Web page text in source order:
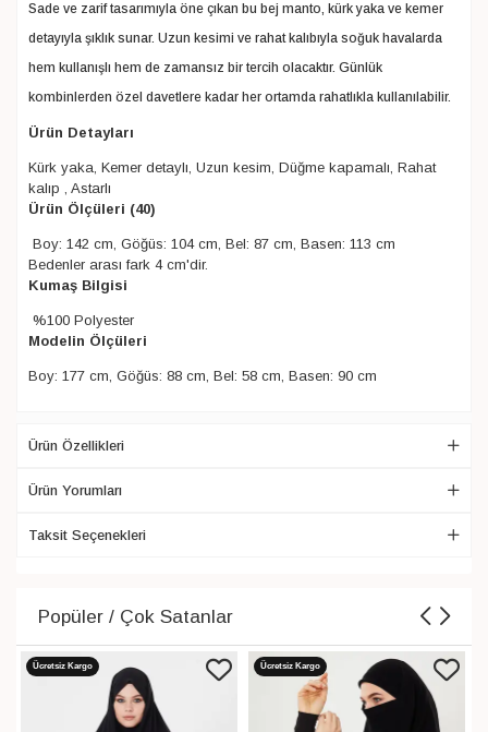
Sade ve zarif tasarımıyla öne çıkan bu bej manto, kürk yaka ve kemer
detayıyla şıklık sunar. Uzun kesimi ve rahat kalıbıyla soğuk havalarda
hem kullanışlı hem de zamansız bir tercih olacaktır. Günlük
kombinlerden özel davetlere kadar her ortamda rahatlıkla kullanılabilir.
Ürün Detayları
Kürk yaka, Kemer detaylı, Uzun kesim, Düğme kapamalı, Rahat
kalıp , Astarlı
Ürün Ölçüleri (40)
Boy: 142 cm, Göğüs: 104 cm, Bel: 87 cm, Basen: 113 cm
Bedenler arası fark 4 cm'dir.
Kumaş Bilgisi
%100 Polyester
Modelin Ölçüleri
Boy: 177 cm, Göğüs: 88 cm, Bel: 58 cm, Basen: 90 cm
Ürün Özellikleri
Ürün Yorumları
Taksit Seçenekleri
Popüler / Çok Satanlar
Ücretsiz Kargo Ücretsiz Kargo